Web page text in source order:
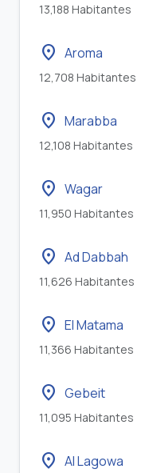
13,188 Habitantes
location_on Aroma
12,708 Habitantes
location_on Marabba
12,108 Habitantes
location_on Wagar
11,950 Habitantes
location_on Ad Dabbah
11,626 Habitantes
location_on El Matama
11,366 Habitantes
location_on Gebeit
11,095 Habitantes
location_on Al Lagowa